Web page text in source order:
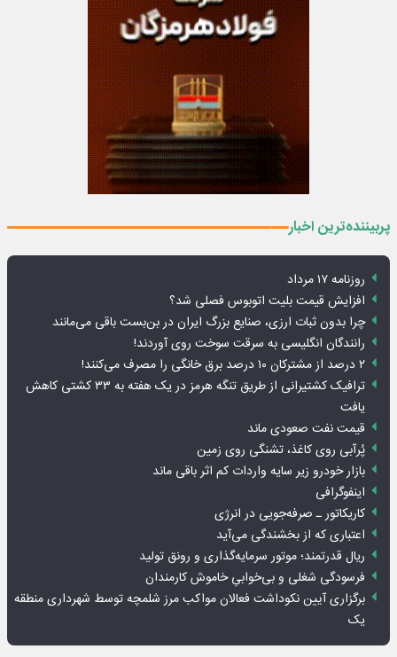
پربیننده‌ترین اخبار
روزنامه ۱۷ مرداد
افزایش قیمت بلیت اتوبوس فصلی شد؟
چرا بدون ثبات ارزی، صنایع بزرگ ایران در بن‌بست باقی می‌مانند
رانندگان انگلیسی به سرقت سوخت روی آوردند!
۲ درصد از مشترکان ۱۰ درصد برق خانگی را مصرف می‌کنند!
ترافیک کشتیرانی از طریق تنگه هرمز در یک هفته به ۳۳ کشتی کاهش
یافت
قیمت نفت صعودی ماند
پُرآبی روی کاغذ، تشنگی روی زمین
بازار خودرو زیر سایه واردات کم اثر باقی ماند
اینفوگرافی
کاریکاتور ـ صرفه‌جویی در انرژی
اعتباری که از بخشندگی می‌آید
ریال قدرتمند؛ موتور سرمایه‌گذاری و رونق تولید
فرسودگی شغلی و بی‌خوابیِ خاموش کارمندان
برگزاری آیین نکوداشت فعالان مواکب مرز شلمچه توسط شهرداری منطقه
یک